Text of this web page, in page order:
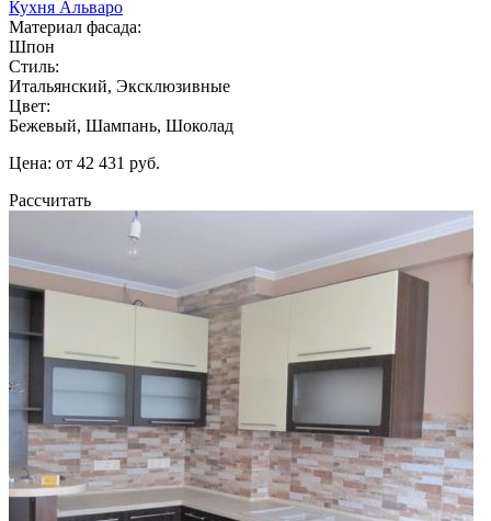
Кухня Альваро
Материал фасада:
Шпон
Стиль:
Итальянский, Эксклюзивные
Цвет:
Бежевый, Шампань, Шоколад
Цена: от 42 431 руб.
Рассчитать